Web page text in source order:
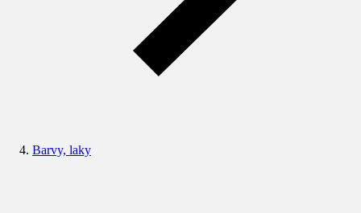
Barvy, laky